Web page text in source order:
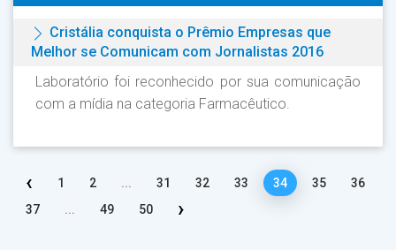
Cristália conquista o Prêmio Empresas que
Melhor se Comunicam com Jornalistas 2016
Laboratório foi reconhecido por sua comunicação
com a mídia na categoria Farmacêutico.
‹ 1 2 ... 31 32 33 34 35
36
37
... 49 50 ›